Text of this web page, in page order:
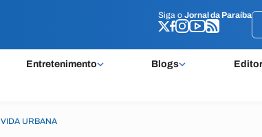
Siga o Jornal da Paraíba
Entretenimento Blogs
Siga o Jornal da Paraíba
VIDA URBANA